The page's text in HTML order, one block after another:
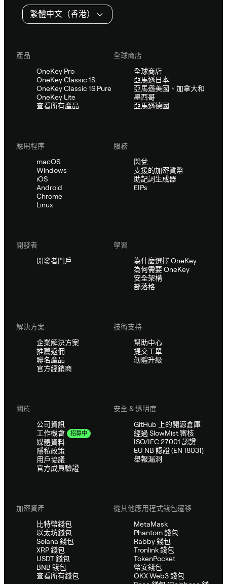
繁體中文（香港）
產品
OneKey Pro
OneKey Classic 1S
OneKey Classic 1S Pure
OneKey Lite
查看所有產品
全球商店
全球商店
亞馬遜日本
亞馬遜美國、加拿大和
墨西哥
亞馬遜德國
應用程序
macOS
Windows
iOS
Android
Chrome
Linux
服務
閃兌
支援的加密貨幣
助記詞生成器
EIPs
開發者
開發者門戶
學習
為什麼選擇 OneKey
為何需要 OneKey
安全架構
部落格
解決方案
企業解決方案
推薦返佣
聯名產品
官方經銷商
技術支持
幫助中心
提交工單
韌體升級
關於
公司資訊
工作機會
招募中
媒體資料
隱私政策
用戶協議
官方成員驗證
安全 & 透明度
GitHub 上的開源倉庫
經過 SlowMist 審核
ISO/IEC 27001 認證
EU NB 認證 (EN 18031)
舉報漏洞
加密資產
比特幣錢包
以太坊錢包
Solana 錢包
XRP 錢包
USDT 錢包
BNB 錢包
查看所有錢包
從其他應用程式錢包遷移
MetaMask
Phantom 錢包
Rabby 錢包
Tronlink 錢包
TokenPocket
幣安錢包
OKX Web3 錢包